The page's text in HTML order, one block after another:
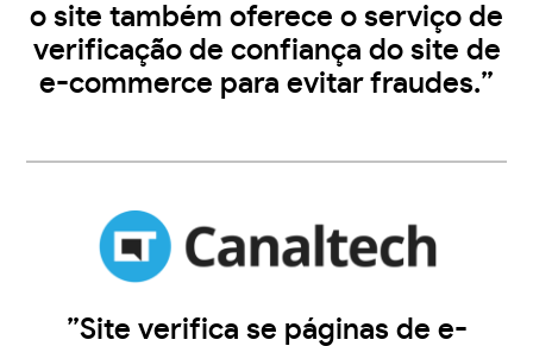
o site também oferece o serviço de
verificação de confiança do site de
e-commerce para evitar fraudes.”
”Site verifica se páginas de e-